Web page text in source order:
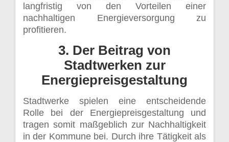
langfristig von den Vorteilen einer
nachhaltigen Energieversorgung zu
profitieren.
3. Der Beitrag von
Stadtwerken zur
Energiepreisgestaltung
Stadtwerke spielen eine entscheidende
Rolle bei der Energiepreisgestaltung und
tragen somit maßgeblich zur Nachhaltigkeit
in der Kommune bei. Durch ihre Tätigkeit als